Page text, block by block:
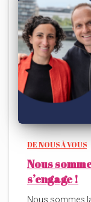
DE NOUS À VOUS
Nous
s’engage !
Nous sommes